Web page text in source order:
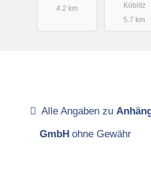
4.2 km
Köblitz
5.7 km
Alle Angaben zu
GmbH ohne Gewähr